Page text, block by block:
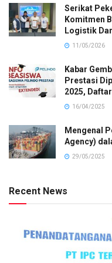
Serikat
Komitmen
Logistik
11/05/2026
Kabar
Prestasi
2025,
16/04/2025
Mengenal
Agency)
29/05/2025
Recent News